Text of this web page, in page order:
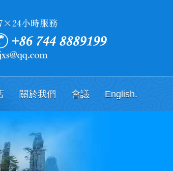
關於我們 會議 English.